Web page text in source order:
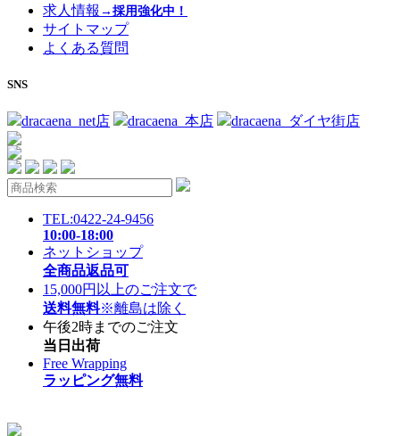
求人情報 →採用強化中！
サイトマップ
よくある質問
SNS
dracaena_net店 dracaena_本店 dracaena_ダイヤ街店
TEL:0422-24-9456
10:00-18:00
ネットショップ
全商品返品可
15,000円以上のご注文で
送料無料※離島は除く
午後2時までのご注文
当日出荷
Free Wrapping
ラッピング無料